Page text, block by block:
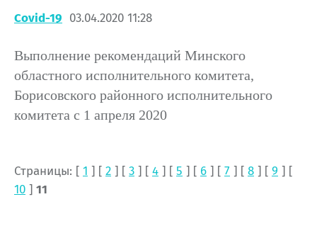
Covid-19 03.04.2020 11:28
Выполнение рекомендаций Минского
областного исполнительного комитета,
Борисовского районного исполнительного
комитета с 1 апреля 2020
Страницы: [ 1 ] [ 2 ] [ 3 ] [ 4 ] [ 5 ] [ 6 ] [ 7 ] [ 8 ] [ 9 ] [
10 ] 11